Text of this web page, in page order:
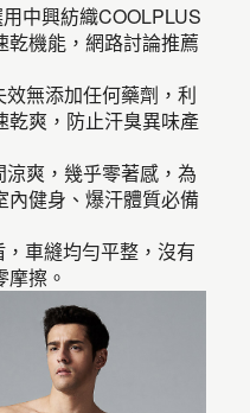
中興紡織COOLPLUS
乾機能，網路討論推薦
無添加任何藥劑，利
乾爽，防止汗臭異味產
爽，幾乎零著感，為
內健身、爆汗體質必備
車縫均勻平整，沒有
擦。